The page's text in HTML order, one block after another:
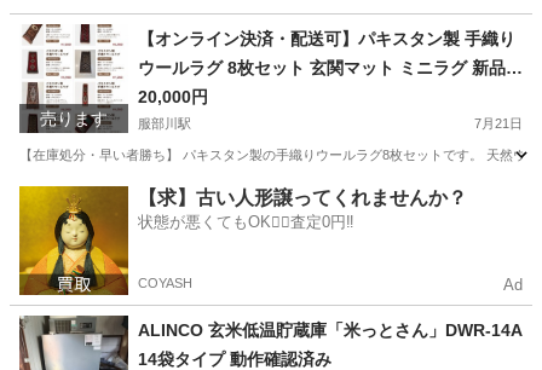
大阪 八尾市 服部川駅 その他
売ります
【オンライン決済・配送可】パキスタン製 手織り
ウールラグ 8枚セット 玄関マット ミニラグ 新品
まとめ売り
20,000円
服部川駅 7月21日
【在庫処分・早い者勝ち】 パキスタン製の手織りウールラグ8枚セットです。 天然
服部川駅 その他 ウールラグ
【求】古い人形譲ってくれませんか？
状態が悪くてもOK🙆‍♀️査定0円‼️
COYASH Ad
ALINCO 玄米低温貯蔵庫「米っとさん」DWR-14A
14袋タイプ 動作確認済み